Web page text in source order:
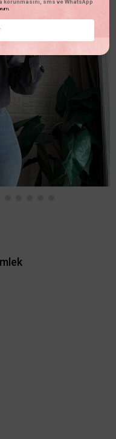
korunmasını, sms ve WhatsApp